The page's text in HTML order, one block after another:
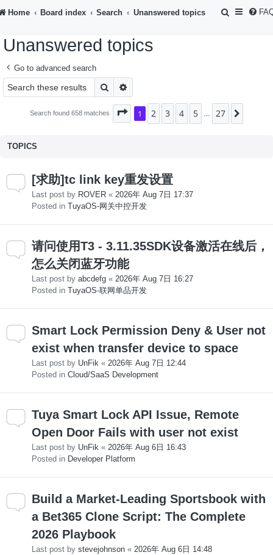
Home Board index Search Unanswered topics
S
Unanswered topics
Go to advanced search
Search
Search found 658 matches Page 1of27
1 2 3 4 5 27
TOPICS
[求助]tc link key重发设置
Last post by ROVER « 2026年 Aug 7日 17:37
Posted in TuyaOS-网关中控开发
请问使用T3 - 3.11.35SDK设备激活在线后，
怎么关闭蓝牙功能
Last post by abcdefg « 2026年 Aug 7日 16:27
Posted in TuyaOS-联网单品开发
Smart Lock Permission Deny & User not
exist when transfer device to space
Last post by UnFik « 2026年 Aug 7日 12:44
Posted in Cloud/SaaS Development
Tuya Smart Lock API Issue, Remote
Open Door Fails with user not exist
Last post by UnFik « 2026年 Aug 6日 16:43
Posted in Developer Platform
Build a Market-Leading Sportsbook with
a Bet365 Clone Script: The Complete
2026 Playbook
Last post by stevejohnson « 2026年 Aug 6日 14:48